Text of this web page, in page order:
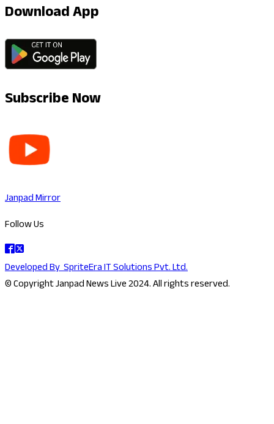
Download App
Subscribe Now
Janpad Mirror
Follow Us
Developed BySpriteEra IT Solutions Pvt. Ltd.
© Copyright Janpad News Live 2024. All rights reserved.